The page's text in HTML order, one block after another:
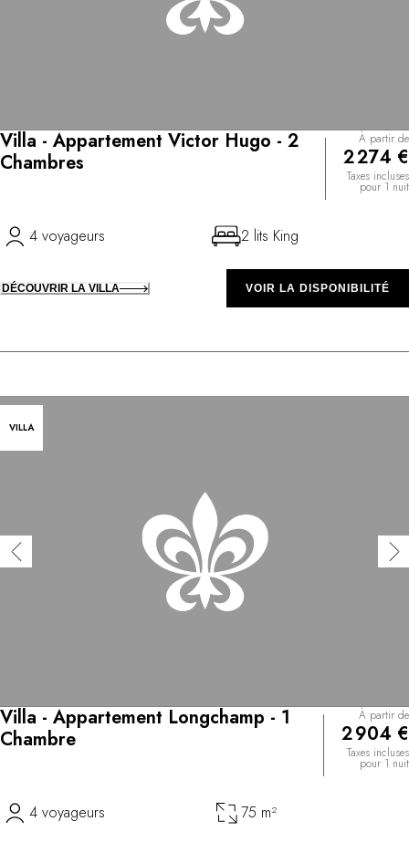
Villa - Appartement Victor Hugo - 2
Chambres
À partir de
2 274 €
Taxes incluses
pour 1 nuit
4 voyageurs 2 lits King
DÉCOUVRIR LA VILLA VOIR LA DISPONIBILITÉ
VILLA
Villa - Appartement Longchamp - 1
Chambre
À partir de
2 904 €
Taxes incluses
pour 1 nuit
4 voyageurs 75 m²